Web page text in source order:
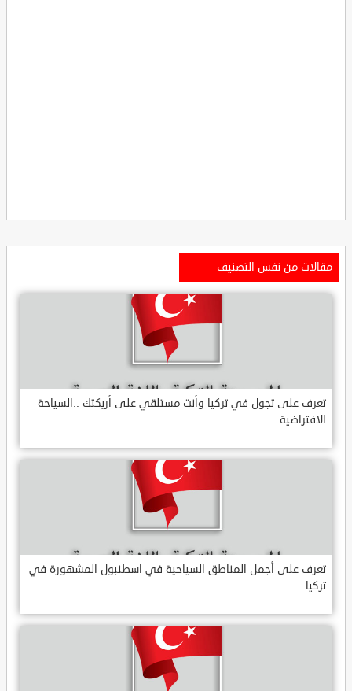
مقالات من نفس التصنيف
تعرف على تجول في تركيا وأنت مستلقي على أريكتك ..السياحة
الافتراضية.
تعرف على أجمل المناطق السياحية في اسطنبول المشهورة في
تركيا